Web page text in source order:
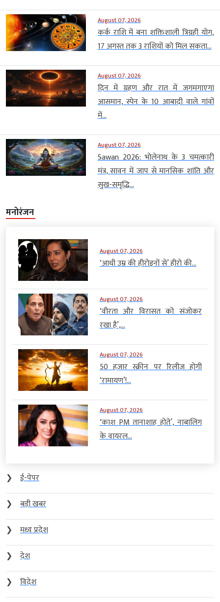
August 07, 2026
कर्क राशि में बना शक्तिशाली त्रिग्रही योग,
17 अगस्त तक 3 राशियों को मिल सकता...
August 07, 2026
दिन में ग्रहण और रात में जगमगाएगा
आसमान, स्पेन के 10 आबादी वाले गांवों
में...
August 07, 2026
Sawan 2026: भोलेनाथ के 3 चमत्कारी
मंत्र, सावन में जाप से मानसिक शांति और
सुख-समृद्धि...
मनोरंजन
August 07, 2026
‘आधी उम्र की हीरोइनों से’ हीरो की...
August 07, 2026
‘वीरता और विरासत को संजोकर
रखा है’,...
August 07, 2026
50 हजार स्क्रीन पर रिलीज होगी
‘रामायण’!...
August 07, 2026
‘काश PM तानाशाह होते’, नाबालिग
के वायरल...
❯
ई-पेपर
❯
बड़ी खबर
❯
मध्य प्रदेश
❯
देश
❯
विदेश